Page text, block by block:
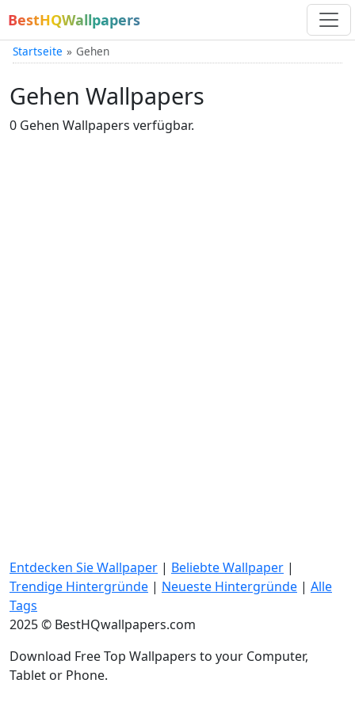
BestHQWallpapers
Startseite Gehen
Gehen Wallpapers
0 Gehen Wallpapers verfügbar.
Entdecken Sie Wallpaper | Beliebte Wallpaper |
Trendige Hintergründe | Neueste Hintergründe | Alle
Tags
2025 © BestHQwallpapers.com
Download Free Top Wallpapers to your Computer,
Tablet or Phone.